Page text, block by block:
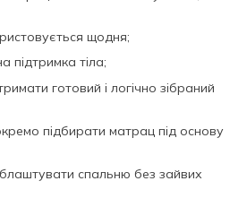
щодня;
підтримка тіла;
готовий і логічно зібраний
підбирати матрац під основу
спальню без зайвих